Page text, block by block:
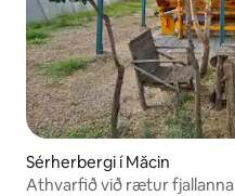
Sérherbergi í Măcin
Athvarfið við rætur fjallanna